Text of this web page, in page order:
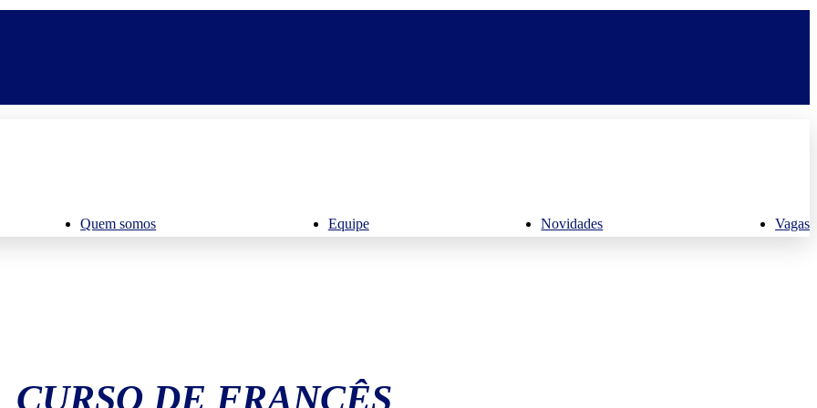
Quem somos Equipe Novidades Vagas
CURSO DE FRANCÊS